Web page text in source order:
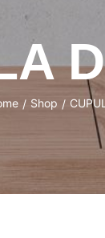
/ Shop /